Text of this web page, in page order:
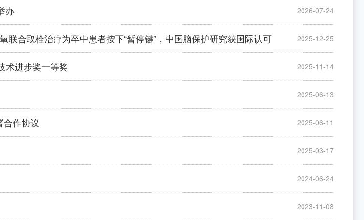
办 2026-07-24
联合取栓治疗为卒中患者按下“暂停键”，中国脑保护研究获国际认可 2025-12-25
术进步奖一等奖 2025-11-14
2025-06-13
作协议 2025-06-11
2025-03-17
2024-06-24
2023-11-08